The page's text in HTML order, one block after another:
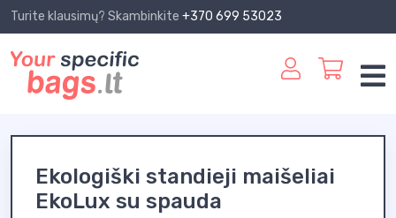
Turite klausimų? Skambinkite +370 699 53023
Ekologiški standieji maišeliai
EkoLux su spauda